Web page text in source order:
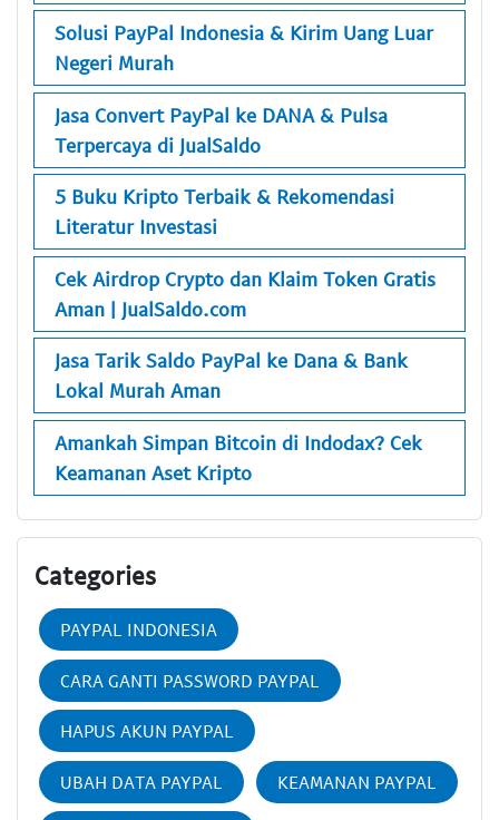
Solusi PayPal Indonesia & Kirim Uang Luar
Negeri Murah
Jasa Convert PayPal ke DANA & Pulsa
Terpercaya di JualSaldo
5 Buku Kripto Terbaik & Rekomendasi
Literatur Investasi
Cek Airdrop Crypto dan Klaim Token Gratis
Aman | JualSaldo.com
Jasa Tarik Saldo PayPal ke Dana & Bank
Lokal Murah Aman
Amankah Simpan Bitcoin di Indodax? Cek
Keamanan Aset Kripto
Categories
PAYPAL INDONESIA
CARA GANTI PASSWORD PAYPAL
HAPUS AKUN PAYPAL
UBAH DATA PAYPAL KEAMANAN PAYPAL